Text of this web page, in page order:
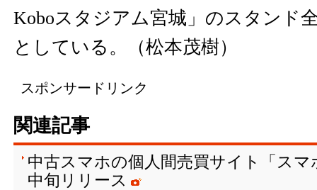
Koboスタジアム宮城」のスタンド
としている。（松本茂樹）
スポンサードリンク
関連記事
中古スマホの個人間売買サイト「ス
中旬リリース